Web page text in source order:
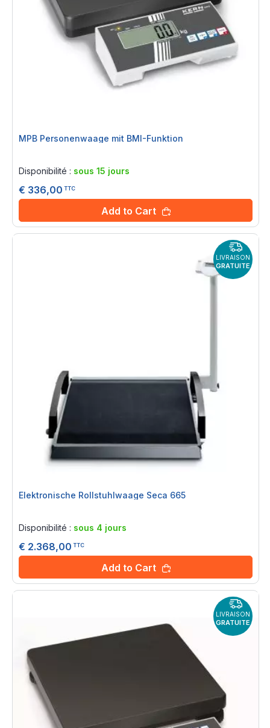
MPB Personenwaage mit BMI-Funktion
Disponibilité : sous 15 jours
€ 336,00 TTC
Add to Cart
LIVRAISON
GRATUITE
Elektronische Rollstuhlwaage Seca 665
Disponibilité : sous 4 jours
€ 2.368,00 TTC
Add to Cart
LIVRAISON
GRATUITE